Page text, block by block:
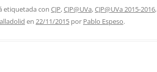
etiquetada con CJP,CJP@UVa,CJP@UVa 2015-2016,
en 22/11/2015 por Pablo Espeso.